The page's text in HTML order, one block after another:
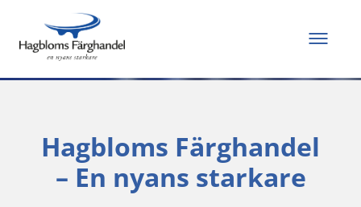
Allt du behöver för
att måla och renovera
Hagbloms Färghandel
– En nyans starkare